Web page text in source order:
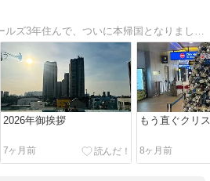
2026年御挨拶
7ヶ月前
もう直ぐクリ
8ヶ月前